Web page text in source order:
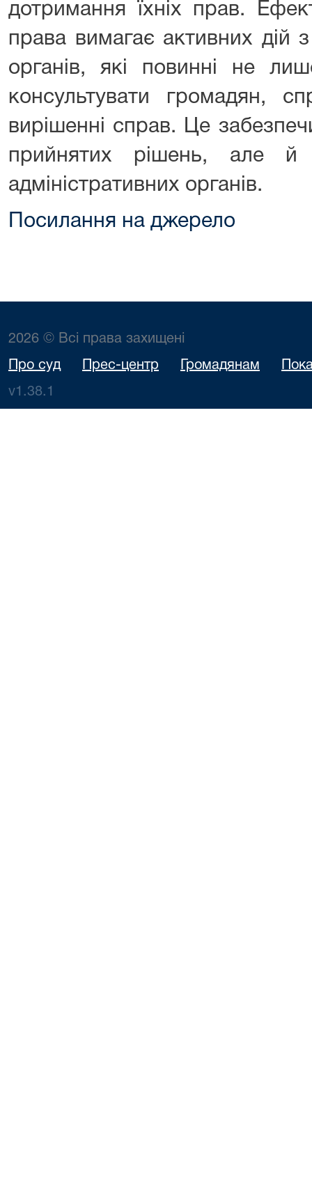
дотримання їхніх прав.
права вимагає активних дій
органів, які повинні не
консультувати громадян,
вирішенні справ. Це
прийнятих рішень, але й
адміністративних органів.
Посилання на джерело
2026 © Всі права захищені
Про суд Прес-центр Громадянам
v1.38.1